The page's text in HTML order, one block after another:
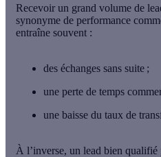
Recevoir un grand volume de
synonyme de performance
entraîne souvent :
des échanges sans suite ;
une perte de temps
une baisse du taux de
À l’inverse, un lead bien qualifié